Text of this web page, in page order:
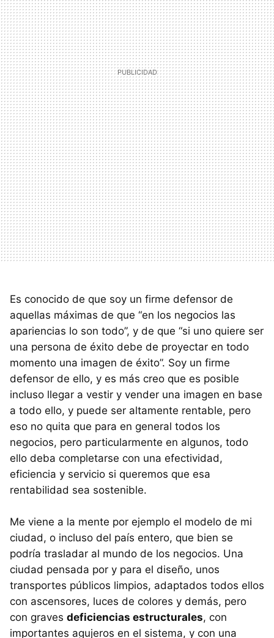
Es conocido de que soy un firme defensor de
aquellas máximas de que “en los negocios las
apariencias lo son todo”, y de que “si uno quiere ser
una persona de éxito debe de proyectar en todo
momento una imagen de éxito”. Soy un firme
defensor de ello, y es más creo que es posible
incluso llegar a vestir y vender una imagen en base
a todo ello, y puede ser altamente rentable, pero
eso no quita que para en general todos los
negocios, pero particularmente en algunos, todo
ello deba completarse con una efectividad,
eficiencia y servicio si queremos que esa
rentabilidad sea sostenible.
Me viene a la mente por ejemplo el modelo de mi
ciudad, o incluso del país entero, que bien se
podría trasladar al mundo de los negocios. Una
ciudad pensada por y para el diseño, unos
transportes públicos limpios, adaptados todos ellos
con ascensores, luces de colores y demás, pero
con graves deficiencias estructurales, con
importantes agujeros en el sistema, y con una